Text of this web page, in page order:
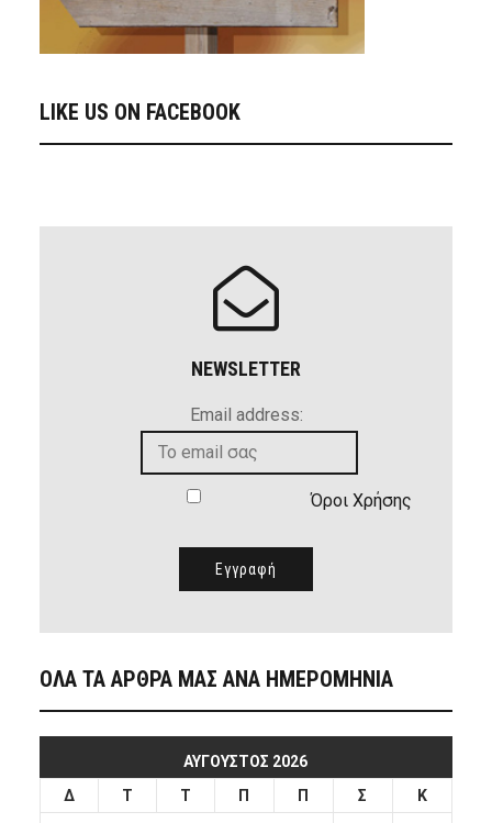
LIKE US ON FACEBOOK
NEWSLETTER
Email address:
Όροι Χρήσης
ΟΛΑ ΤΑ ΑΡΘΡΑ ΜΑΣ ΑΝΑ ΗΜΕΡΟΜΗΝΙΑ
ΑΎΓΟΥΣΤΟΣ 2026
Δ
Τ Τ Π Π Σ
Κ